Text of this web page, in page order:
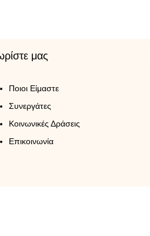
μας
Ποιοι Είμαστε
Συνεργάτες
Κοινωνικές Δράσεις
Επικοινωνία